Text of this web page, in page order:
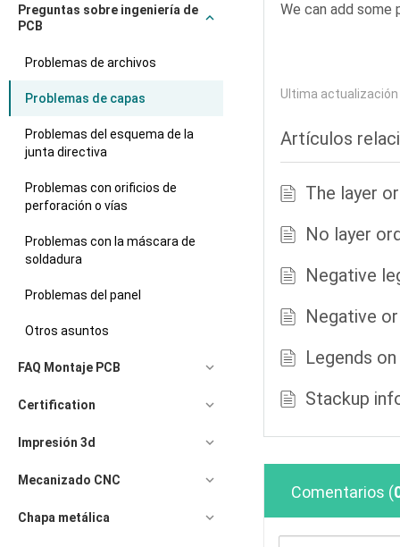
We can add some
Ultima
Artículos
The layer
No layer
Negative
Negative
Legends
Stackup
Comentarios (
Preguntas sobre ingeniería de
PCB
Problemas de archivos
Problemas de capas
Problemas del esquema de la
junta directiva
Problemas con orificios de
perforación o vías
Problemas con la máscara de
soldadura
Problemas del panel
Otros asuntos
FAQ Montaje PCB
Certification
Impresión 3d
Mecanizado CNC
Chapa metálica